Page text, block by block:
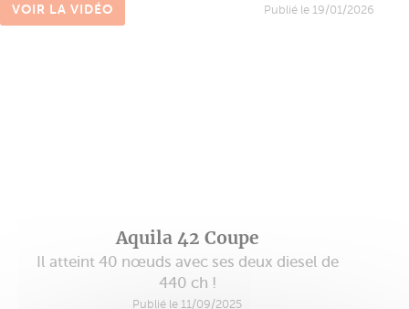
VOIR LA VIDÉO Publié le 19/01/2026
Aquila 42 Coupe
Il atteint 40 nœuds avec ses deux diesel de
440 ch !
Publié le 11/09/2025